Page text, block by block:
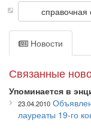
справочная
Новости
Связанные
Упоминается в
23.04.2010
лауреаты 19-го